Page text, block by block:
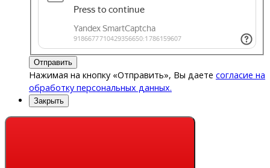
Отправить
Нажимая на кнопку «Отправить», Вы даете согласие на
обработку персональных данных.
Закрыть